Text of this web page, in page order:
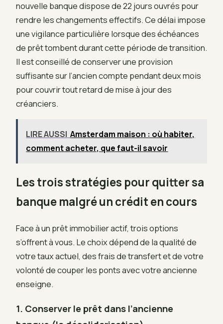
nouvelle banque dispose de 22 jours ouvrés pour
rendre les changements effectifs. Ce délai impose
une vigilance particulière lorsque des échéances
de prêt tombent durant cette période de transition.
Il est conseillé de conserver une provision
suffisante sur l’ancien compte pendant deux mois
pour couvrir tout retard de mise à jour des
créanciers.
LIRE AUSSI Amsterdam maison : où habiter,
comment acheter, que faut-il savoir
Les trois stratégies pour quitter sa
banque malgré un crédit en cours
Face à un prêt immobilier actif, trois options
s’offrent à vous. Le choix dépend de la qualité de
votre taux actuel, des frais de transfert et de votre
volonté de couper les ponts avec votre ancienne
enseigne.
1. Conserver le prêt dans l’ancienne